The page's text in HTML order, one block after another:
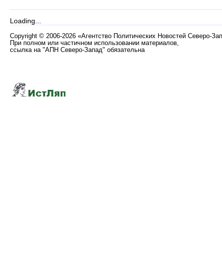
Loading...
Copyright © 2006-2026 «Агентство Политических Новостей Северо-
При полном или частичном использовании материалов,
ссылка на "АПН Северо-Запад" обязательна